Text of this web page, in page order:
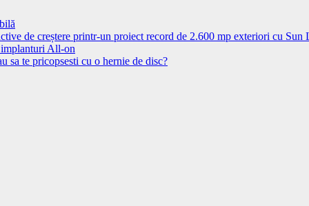
de creștere printr-un proiect record de 2.600 mp exteriori cu Sun
implanturi All-on
sa te pricopsesti cu o hernie de disc?